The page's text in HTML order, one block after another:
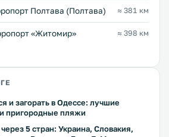
Полтава (Полтава) ≈ 381 км
«Житомир»
≈ 398 км
и загорать в Одессе: лучшие
пригородные пляжи
5 стран: Украина, Словакия,